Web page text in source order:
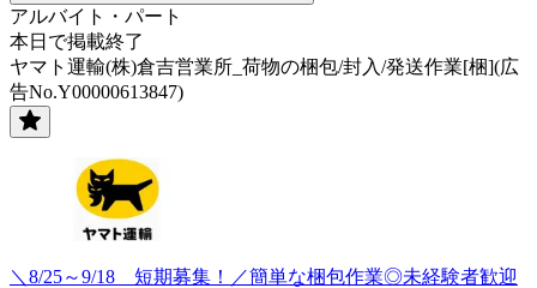
アルバイト・パート
本日で掲載終了
ヤマト運輸(株)倉吉営業所_荷物の梱包/封入/発送作業[梱](広
告No.Y00000613847)
＼8/25～9/18 短期募集！／簡単な梱包作業◎未経験者歓迎